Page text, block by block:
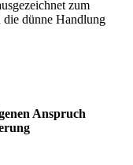
zum
die dünne Handlung
Anspruch